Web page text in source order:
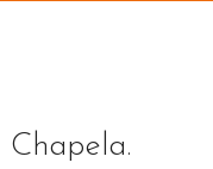
Chapela.